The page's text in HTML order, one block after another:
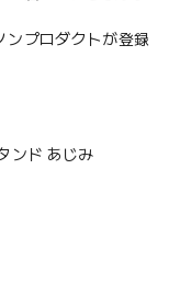
プロダクトが登録
ンド あじみ